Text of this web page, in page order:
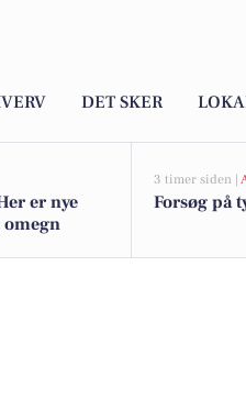
DET SKER
er nye
3 timer siden |
Forsøg på